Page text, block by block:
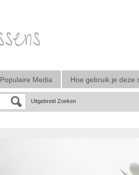
Populaire Media Hoe gebruik je deze
Uitgebreid Zoeken